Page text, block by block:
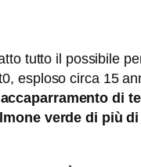
tutto il possibile
esploso circa 15
accaparramento di
verde di più